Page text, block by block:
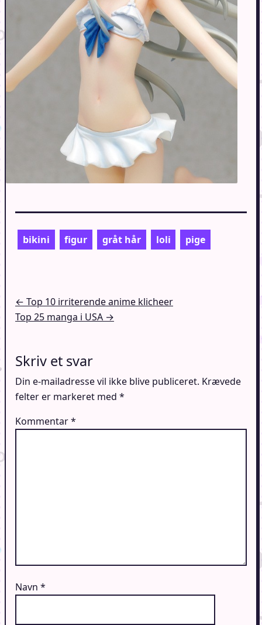
bikini figur gråt hår loli pige
Indlægsnavigation
← Top 10 irriterende anime klicheer
Top 25 manga i USA →
Skriv et svar
Din e-mailadresse vil ikke blive publiceret. Krævede
felter er markeret med *
Kommentar*
Navn *